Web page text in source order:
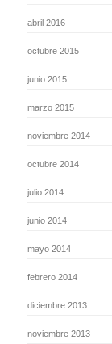
abril 2016
octubre 2015
junio 2015
marzo 2015
noviembre 2014
octubre 2014
julio 2014
junio 2014
mayo 2014
febrero 2014
diciembre 2013
noviembre 2013